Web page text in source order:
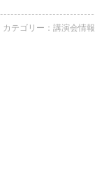
カテゴリー：講演会情報